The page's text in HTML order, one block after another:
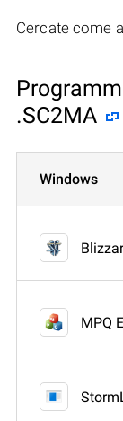
Cercate come
.SC2MA
Windows
MPQ